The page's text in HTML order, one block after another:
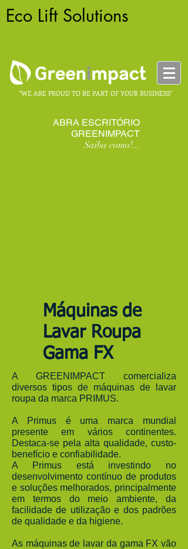
Eco Lift Solutions
"WE ARE PROUD TO BE PART OF YOUR BUSINESS"
ABRA ESCRITÓRIO
GREENIMPACT
Saiba como!...
Máquinas de
Lavar Roupa
Gama FX
A GREENIMPACT comercializa
diversos tipos de máquinas de lavar
roupa da marca PRIMUS.
A Primus é uma marca mundial
presente em vários continentes.
Destaca-se pela alta qualidade, custo-
benefício e confiabilidade.
A Primus está investindo no
desenvolvimento contínuo de produtos
e soluções melhorados, principalmente
em termos do meio ambiente, da
facilidade de utilização e dos padrões
de qualidade e da higiene.
As máquinas de lavar da gama FX vão